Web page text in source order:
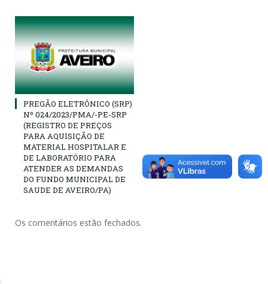
PREGÃO ELETRÔNICO (SRP)
Nº 024/2023/PMA/-PE-SRP
(REGISTRO DE PREÇOS
PARA AQUISIÇÃO DE
MATERIAL HOSPITALAR E
DE LABORATÓRIO PARA
ATENDER AS DEMANDAS
DO FUNDO MUNICIPAL DE
SAUDE DE AVEIRO/PA)
Os comentários estão fechados.